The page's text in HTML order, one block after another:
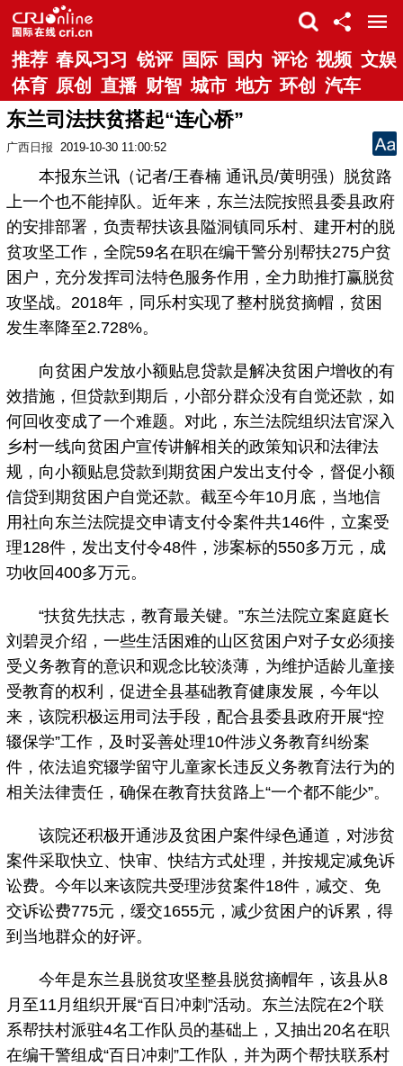
推荐 春风习习 锐评 国际 国内 评论 视频 文娱
体育 原创 直播 财智 城市 地方 环创 汽车
东兰司法扶贫搭起“连心桥”
广西日报 2019-10-30 11:00:52
本报东兰讯（记者/王春楠 通讯员/黄明强）脱贫路
上一个也不能掉队。近年来，东兰法院按照县委县政府
的安排部署，负责帮扶该县隘洞镇同乐村、建开村的脱
贫攻坚工作，全院59名在职在编干警分别帮扶275户贫
困户，充分发挥司法特色服务作用，全力助推打赢脱贫
攻坚战。2018年，同乐村实现了整村脱贫摘帽，贫困
发生率降至2.728%。
向贫困户发放小额贴息贷款是解决贫困户增收的有
效措施，但贷款到期后，小部分群众没有自觉还款，如
何回收变成了一个难题。对此，东兰法院组织法官深入
乡村一线向贫困户宣传讲解相关的政策知识和法律法
规，向小额贴息贷款到期贫困户发出支付令，督促小额
信贷到期贫困户自觉还款。截至今年10月底，当地信
用社向东兰法院提交申请支付令案件共146件，立案受
理128件，发出支付令48件，涉案标的550多万元，成
功收回400多万元。
“扶贫先扶志，教育最关键。”东兰法院立案庭庭长
刘碧灵介绍，一些生活困难的山区贫困户对子女必须接
受义务教育的意识和观念比较淡薄，为维护适龄儿童接
受教育的权利，促进全县基础教育健康发展，今年以
来，该院积极运用司法手段，配合县委县政府开展“控
辍保学”工作，及时妥善处理10件涉义务教育纠纷案
件，依法追究辍学留守儿童家长违反义务教育法行为的
相关法律责任，确保在教育扶贫路上“一个都不能少”。
该院还积极开通涉及贫困户案件绿色通道，对涉贫
案件采取快立、快审、快结方式处理，并按规定减免诉
讼费。今年以来该院共受理涉贫案件18件，减交、免
交诉讼费775元，缓交1655元，减少贫困户的诉累，得
到当地群众的好评。
今年是东兰县脱贫攻坚整县脱贫摘帽年，该县从8
月至11月组织开展“百日冲刺”活动。东兰法院在2个联
系帮扶村派驻4名工作队员的基础上，又抽出20名在职
在编干警组成“百日冲刺”工作队，并为两个帮扶联系村